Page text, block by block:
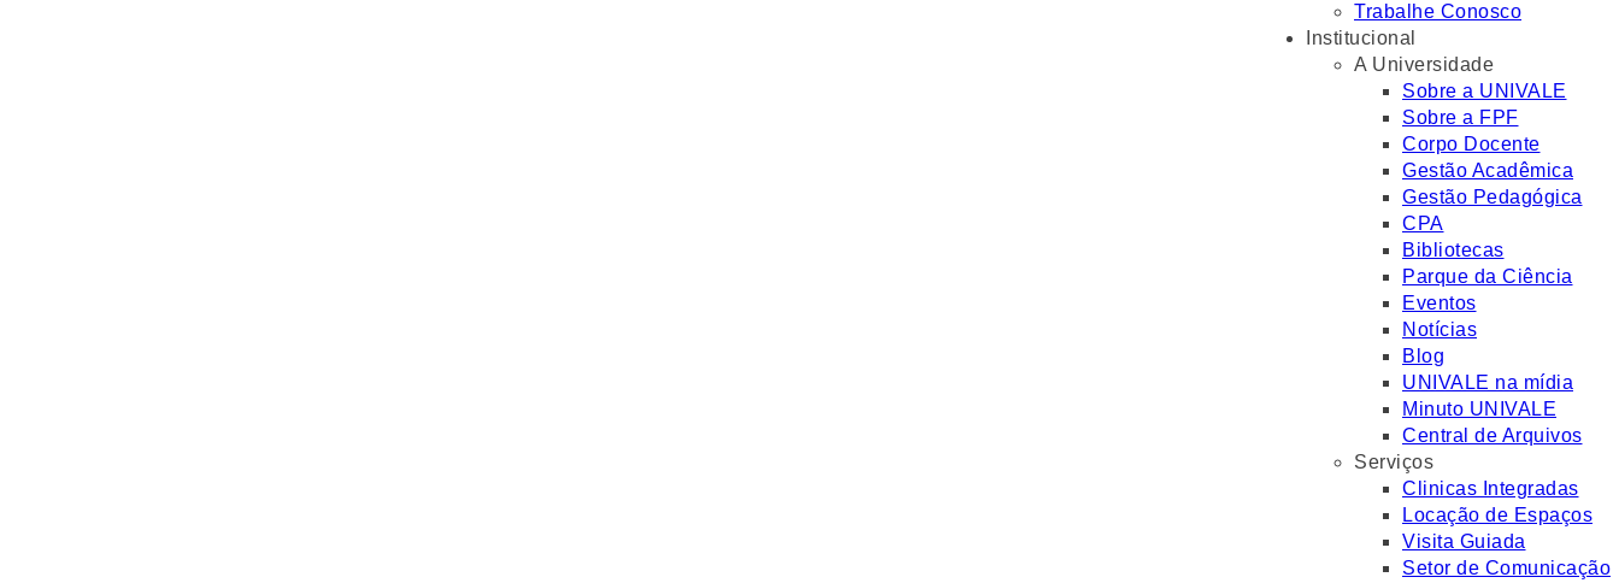
Trabalhe Conosco
Institucional
A Universidade
Sobre a UNIVALE
Sobre a FPF
Corpo Docente
Gestão Acadêmica
Gestão Pedagógica
CPA
Bibliotecas
Parque da Ciência
Eventos
Notícias
Blog
UNIVALE na mídia
Minuto UNIVALE
Central de Arquivos
Serviços
Clinicas Integradas
Locação de Espaços
Visita Guiada
Setor de Comunicação